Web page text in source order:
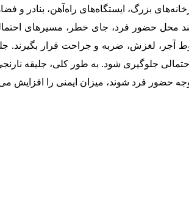
بزرگ، ایستگاه‌های راه‌آهن، بنادر
محل حضور فرد، جای خطر، مسیرهای
لغزش، ضربه و جراحت قرار بگیرند.
جلوگیری شود. به طور کلی، جلیقه
حضور فرد شوند، میزان ایمنی را افزایش